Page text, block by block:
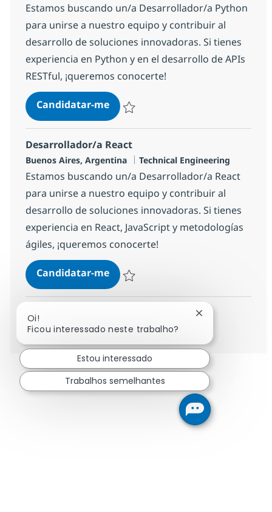
Estamos buscando un/a Desarrollador/a Python
para unirse a nuestro equipo y contribuir al
desarrollo de soluciones innovadoras. Si tienes
experiencia en Python y en el desarrollo de APIs
RESTful, ¡queremos conocerte!
Candidatar-meDesarrollador/a Python
Desarrollador/a React
Localização
Buenos Aires, Argentina Categoria
Technical Engineering
Estamos buscando un/a Desarrollador/a React
para unirse a nuestro equipo y contribuir al
desarrollo de soluciones innovadoras. Si tienes
experiencia en React, JavaScript y metodologías
ágiles, ¡queremos conocerte!
Candidatar-meDesarrollador/a React
Ver mais
Oi!
Ficou interessado neste trabalho?
Fechar
Estou interessado
Trabalhos semelhantes